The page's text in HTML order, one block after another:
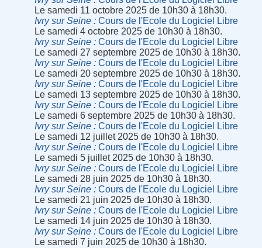
Le samedi 11 octobre 2025 de 10h30 à 18h30.
Ivry sur Seine
Cours de l'Ecole du Logiciel Libre
Le samedi 4 octobre 2025 de 10h30 à 18h30.
Ivry sur Seine
Cours de l'Ecole du Logiciel Libre
Le samedi 27 septembre 2025 de 10h30 à 18h30.
Ivry sur Seine
Cours de l'Ecole du Logiciel Libre
Le samedi 20 septembre 2025 de 10h30 à 18h30.
Ivry sur Seine
Cours de l'Ecole du Logiciel Libre
Le samedi 13 septembre 2025 de 10h30 à 18h30.
Ivry sur Seine
Cours de l'Ecole du Logiciel Libre
Le samedi 6 septembre 2025 de 10h30 à 18h30.
Ivry sur Seine
Cours de l'Ecole du Logiciel Libre
Le samedi 12 juillet 2025 de 10h30 à 18h30.
Ivry sur Seine
Cours de l'Ecole du Logiciel Libre
Le samedi 5 juillet 2025 de 10h30 à 18h30.
Ivry sur Seine
Cours de l'Ecole du Logiciel Libre
Le samedi 28 juin 2025 de 10h30 à 18h30.
Ivry sur Seine
Cours de l'Ecole du Logiciel Libre
Le samedi 21 juin 2025 de 10h30 à 18h30.
Ivry sur Seine
Cours de l'Ecole du Logiciel Libre
Le samedi 14 juin 2025 de 10h30 à 18h30.
Ivry sur Seine
Cours de l'Ecole du Logiciel Libre
Le samedi 7 juin 2025 de 10h30 à 18h30.